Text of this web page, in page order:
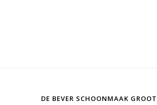
DE BEVER SCHOONMAAK